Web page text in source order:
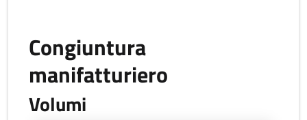
Congiuntura
manifatturiero
Volumi